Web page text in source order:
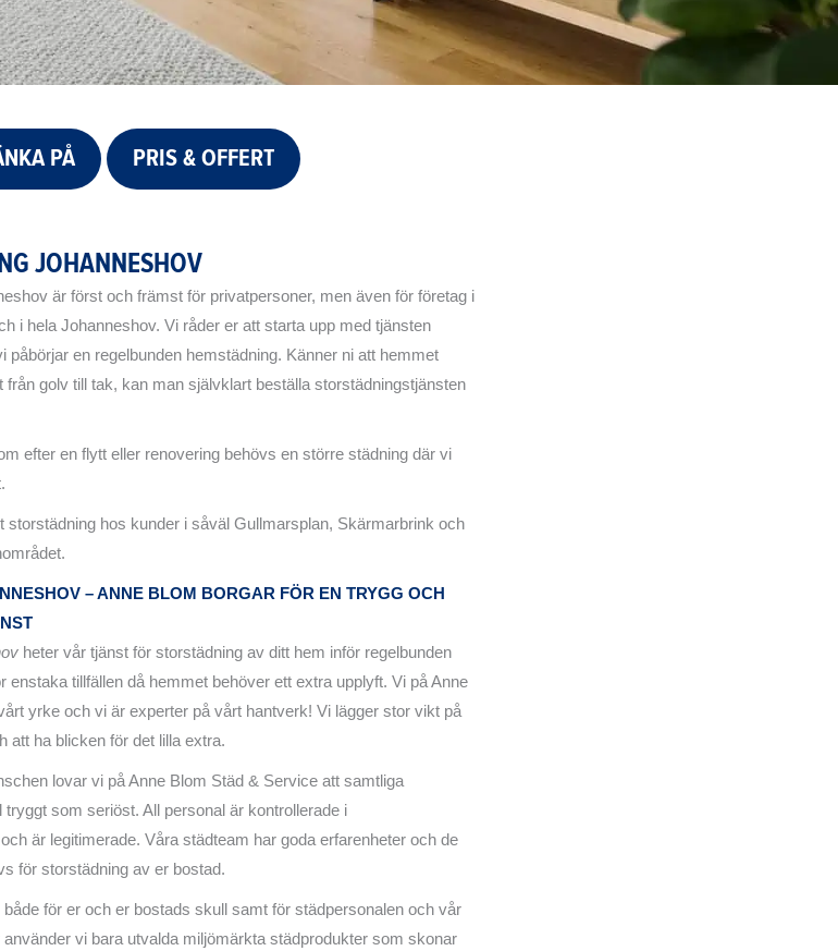
PÅ PRIS & OFFERT
JOHANNESHOV
är först och främst för privatpersoner, men även för företag i
i hela Johanneshov. Vi råder er att starta upp med tjänsten
påbörjar en regelbunden hemstädning. Känner ni att hemmet
från golv till tak, kan man självklart beställa storstädningstjänsten
efter en flytt eller renovering behövs en större städning där vi
storstädning hos kunder i såväl Gullmarsplan, Skärmarbrink och
– ANNE BLOM BORGAR FÖR EN TRYGG OCH
heter vår tjänst för storstädning av ditt hem inför regelbunden
enstaka tillfällen då hemmet behöver ett extra upplyft. Vi på Anne
yrke och vi är experter på vårt hantverk! Vi lägger stor vikt på
att ha blicken för det lilla extra.
lovar vi på Anne Blom Städ & Service att samtliga
som seriöst. All personal är kontrollerade i
är legitimerade. Våra städteam har goda erfarenheter och de
för storstädning av er bostad.
för er och er bostads skull samt för städpersonalen och vår
vi bara utvalda miljömärkta städprodukter som skonar